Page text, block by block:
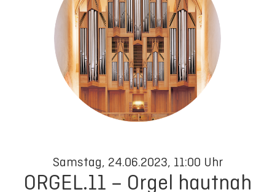
Samstag, 24.06.2023, 11:00 Uhr
ORGEL.11 – Orgel hautnah